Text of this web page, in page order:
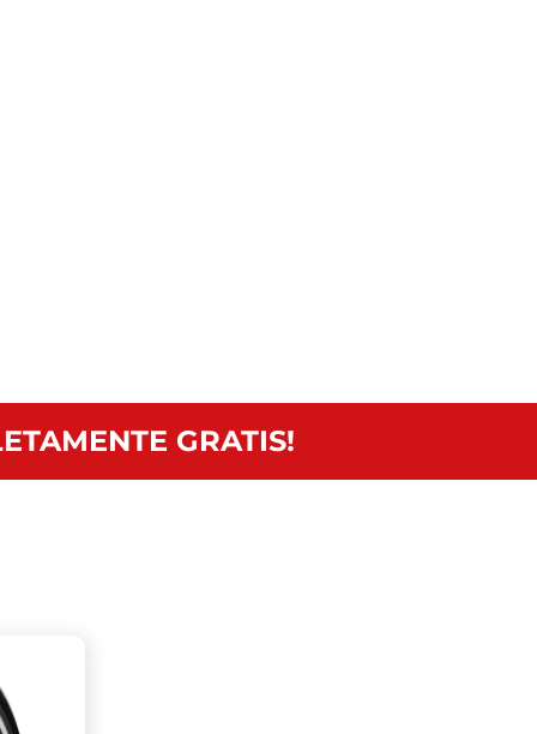
GRATIS!